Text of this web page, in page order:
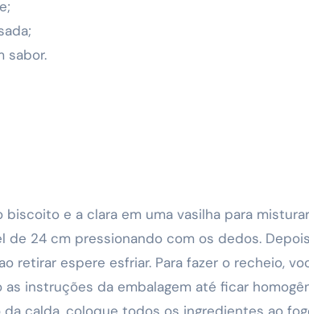
sabor.
biscoito e a clara em uma vasilha para
de 24 cm pressionando com os dedos.
retirar espere esfriar. Para fazer o recheio,
instruções da embalagem até ficar